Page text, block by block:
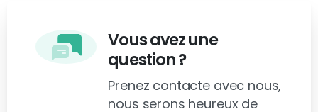
Vous avez une
question ?
Prenez contacte avec nous,
nous serons heureux de